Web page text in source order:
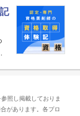
照し掲載しておりま
があります。各プロ